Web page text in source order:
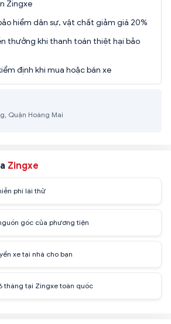
Zingxe
hiểm dân sự, vật chất giảm giá 20%
thưởng khi thanh toán thiệt hại bảo
định khi mua hoặc bán xe
Quận Hoàng Mai
Zingxe
phí lái thử
gốc của phương tiện
xe tại nhà cho bạn
tháng tại Zingxe toàn quốc